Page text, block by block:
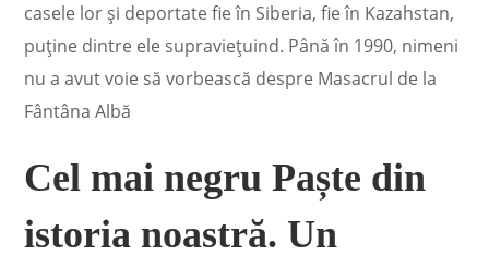
casele lor și deportate fie în Siberia, fie în Kazahstan,
puține dintre ele supraviețuind. Până în 1990, nimeni
nu a avut voie să vorbească despre Masacrul de la
Fântâna Albă
Cel mai negru Paște din
istoria noastră. Un